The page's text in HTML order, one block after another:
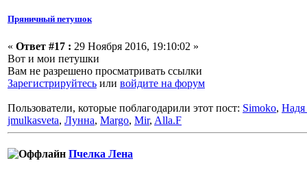
Пряничный петушок
« Ответ #17 : 29 Ноября 2016, 19:10:02 »
Вот и мои петушки
Вам не разрешено просматривать ссылки
Зарегистрируйтесь или войдите на форум
Пользователи, которые поблагодарили этот пост: Simoko,
jmulkasveta, Лунна, Margo, Mir, Alla.F
Пчелка Лена